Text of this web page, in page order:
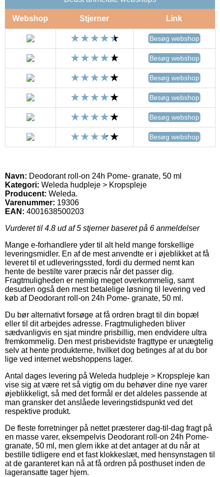
Webshop Stjerner Link
Besøg webshop
Besøg webshop
Besøg webshop
Besøg webshop
Besøg webshop
Besøg webshop
Navn: Deodorant roll-on 24h Pome- granate, 50 ml
Kategori: Weleda hudpleje > Kropspleje
Producent: Weleda.
Varenummer: 19306
EAN: 4001638500203
Vurderet til 4.8 ud af 5 stjerner baseret på 6 anmeldelser
Mange e-forhandlere yder til alt held mange forskellige
leveringsmidler. En af de mest anvendte er i øjeblikket at få
leveret til et udleveringssted, fordi du dermed nemt kan
hente de bestilte varer præcis når det passer dig.
Fragtmuligheden er nemlig meget overkommelig, samt
desuden også den mest betalelige løsning til levering ved
køb af Deodorant roll-on 24h Pome- granate, 50 ml.
Du bør alternativt forsøge at få ordren bragt til din bopæl
eller til dit arbejdes adresse. Fragtmuligheden bliver
sædvanligvis en sjat mindre prisbillig, men endvidere ultra
fremkommelig. Den mest prisbevidste fragttype er unægtelig
selv at hente produkterne, hvilket dog betinges af at du bor
lige ved internet webshoppens lager.
Antal dages levering på Weleda hudpleje > Kropspleje kan
vise sig at være ret så vigtig om du behøver dine nye varer
øjeblikkeligt, så med det formål er det aldeles passende at
man gransker det anslåede leveringstidspunkt ved det
respektive produkt.
De fleste forretninger på nettet præsterer dag-til-dag fragt på
en masse varer, eksempelvis Deodorant roll-on 24h Pome-
granate, 50 ml, men glem ikke at det antager at du når at
bestille tidligere end et fast klokkeslæt, med hensynstagen til
at de garanteret kan nå at få ordren på posthuset inden de
lageransatte tager hjem.